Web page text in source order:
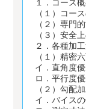
１．コース
（１）コー
（２）専門
（３）安全
２．各種加
（１）精密
イ．直角度
ロ．平行度
（２）勾配
イ．バイス